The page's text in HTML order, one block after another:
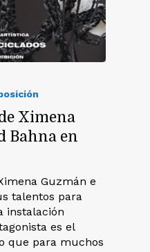
Ximena
Bahna en
Guzmán e
talentos para
instalación
es el
que para muchos